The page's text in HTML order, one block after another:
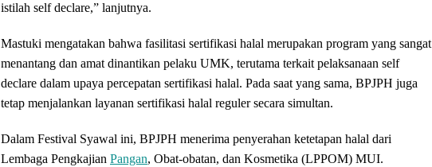
istilah self declare,” lanjutnya.
Mastuki mengatakan bahwa fasilitasi sertifikasi halal merupakan program yang sangat
menantang dan amat dinantikan pelaku UMK, terutama terkait pelaksanaan self
declare dalam upaya percepatan sertifikasi halal. Pada saat yang sama, BPJPH juga
tetap menjalankan layanan sertifikasi halal reguler secara simultan.
Dalam Festival Syawal ini, BPJPH menerima penyerahan ketetapan halal dari
Lembaga Pengkajian Pangan, Obat-obatan, dan Kosmetika (LPPOM) MUI.